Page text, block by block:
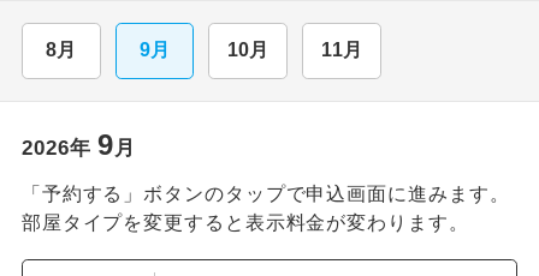
8月 9月 10月 11月
2026年 9月
「予約する」ボタンのタップで申込画面に進みます。
部屋タイプを変更すると表示料金が変わります。